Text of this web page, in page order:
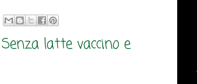
Senza latte vaccino e